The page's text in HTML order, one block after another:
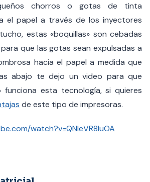
chorros o gotas de tinta
el papel a través de los inyectores
estas «boquillas» son cebadas
que las gotas sean expulsadas a
hacia el papel a medida que
abajo te dejo un video para que
funciona esta tecnología, si quieres
de este tipo de impresoras.
watch?v=QNIeVR8luOA